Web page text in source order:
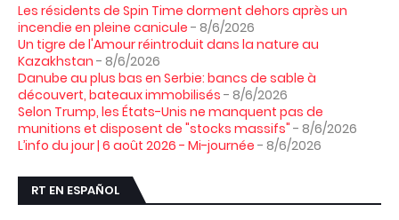
Les résidents de Spin Time dorment dehors après un
incendie en pleine canicule - 8/6/2026
Un tigre de l'Amour réintroduit dans la nature au
Kazakhstan - 8/6/2026
Danube au plus bas en Serbie: bancs de sable à
découvert, bateaux immobilisés - 8/6/2026
Selon Trump, les États-Unis ne manquent pas de
munitions et disposent de "stocks massifs" - 8/6/2026
L’info du jour | 6 août 2026 - Mi-journée - 8/6/2026
RT EN ESPAÑOL